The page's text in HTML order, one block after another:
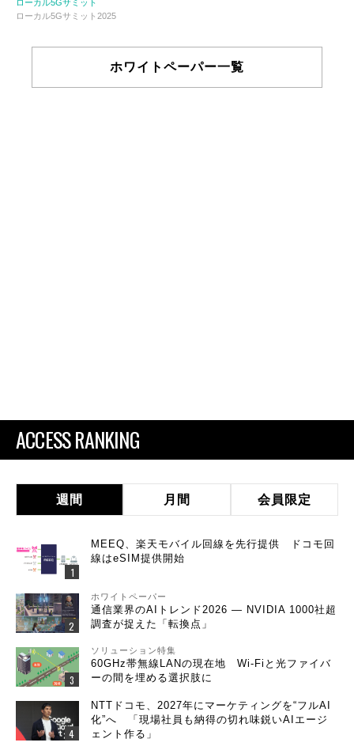
ローカル5Gサミット
ローカル5Gサミット2025
ホワイトペーパー一覧
ACCESS RANKING
週間 月間 会員限定
MEEQ、楽天モバイル回線を先行提供 ドコモ回
線はeSIM提供開始
ホワイトペーパー
通信業界のAIトレンド2026 ― NVIDIA 1000社超
調査が捉えた「転換点」
ソリューション特集
60GHz帯無線LANの現在地 Wi-Fiと光ファイバ
ーの間を埋める選択肢に
NTTドコモ、2027年にマーケティングを“フルAI
化”へ 「現場社員も納得の切れ味鋭いAIエージ
ェント作る」